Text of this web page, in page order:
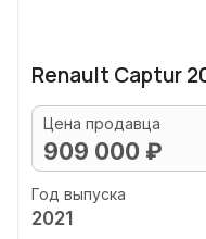
Renault Captur
Цена продавца
909 000 ₽
Год выпуска
2021